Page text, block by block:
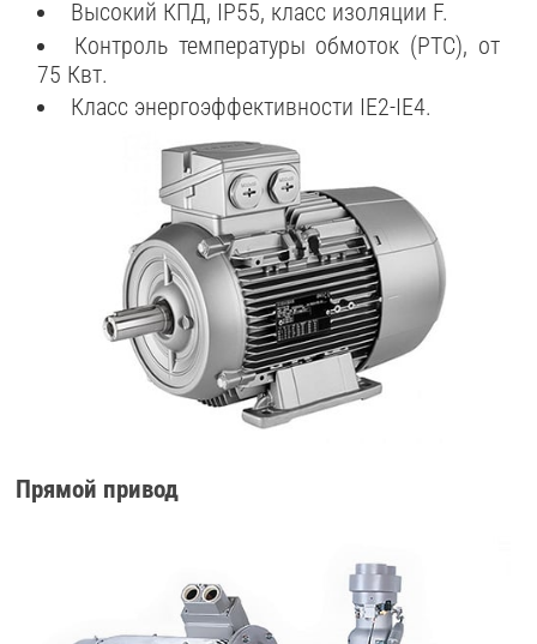
Высокий КПД, IP55, класс изоляции F.
Контроль температуры обмоток (PTC), от
75 Квт.
Класс энергоэффективности IE2-IE4.
Прямой привод